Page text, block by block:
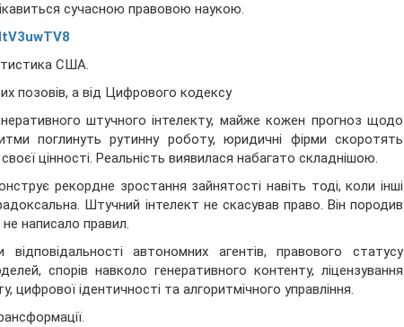
сучасною правовою наукою.
США.
позовів, а від Цифрового кодексу
штучного інтелекту, майже кожен прогноз щодо
поглинуть рутинну роботу, юридичні фірми скоротять
цінності. Реальність виявилася набагато складнішою.
рекордне зростання зайнятості навіть тоді, коли інші
Штучний інтелект не скасував право. Він породив
написало правил.
автономних агентів, правового статусу
спорів навколо генеративного контенту, ліцензування
цифрової ідентичності та алгоритмічного управління.